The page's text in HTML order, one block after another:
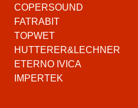
COPERSOUND
FATRABIT
TOPWET
HUTTERER&LECHNER
ETERNO IVICA
IMPERTEK